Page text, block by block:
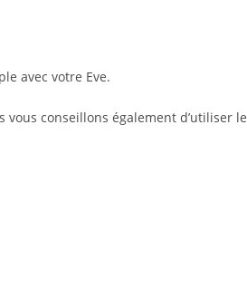
avec votre Eve.
conseillons également d’utiliser le